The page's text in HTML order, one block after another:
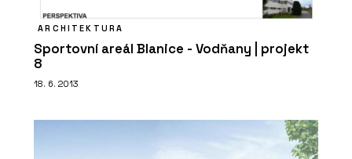
ARCHITEKTURA
Sportovní areál Blanice - Vodňany | projekt
8
18. 6. 2013